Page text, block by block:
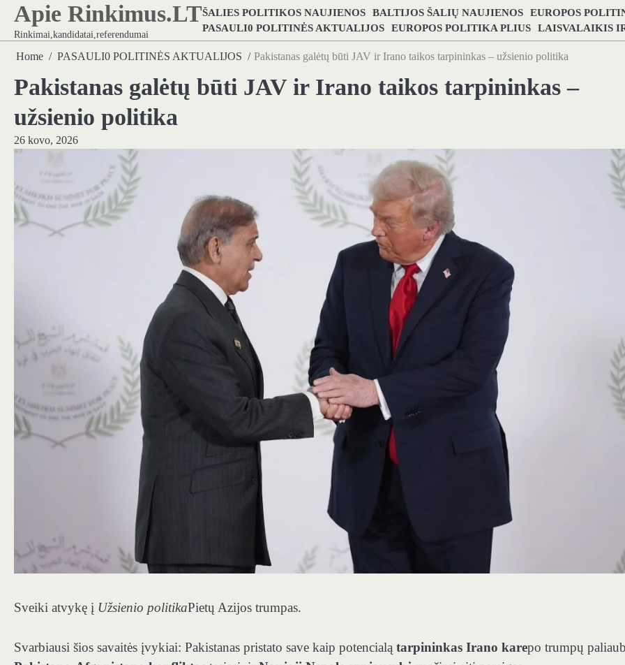
Skip
content
Apie Rinkimus.LT
Rinkimai,kandidatai,referendumai
ŠALIES POLITIKOS NAUJIENOS BALTIJOS ŠALIŲ NAUJIENOS EUROPOS
PASAULI0 POLITINĖS AKTUALIJOS EUROPOS POLITIKA PLIUS LAISVALAIKIS
Home PASAULI0 POLITINĖS AKTUALIJOS Pakistanas galėtų būti JAV ir Irano taikos tarpininkas – užsienio politika
Pakistanas galėtų būti JAV ir Irano taikos tarpininkas –
užsienio politika
26 kovo, 2026
Sveiki atvykę į Užsienio politikaPietų Azijos trumpas.
Svarbiausi šios savaitės įvykiai: Pakistanas pristato save kaip potencialą tarpininkas Irano karepo trumpų